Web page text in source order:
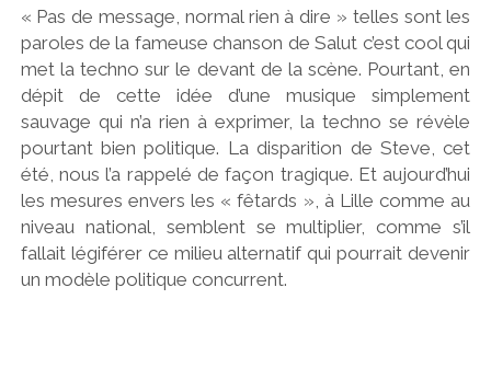
« Pas de message, normal rien à dire » telles sont les
paroles de la fameuse chanson de Salut c’est cool qui
met la techno sur le devant de la scène. Pourtant, en
dépit de cette idée d’une musique simplement
sauvage qui n’a rien à exprimer, la techno se révèle
pourtant bien politique. La disparition de Steve, cet
été, nous l’a rappelé de façon tragique. Et aujourd’hui
les mesures envers les « fêtards », à Lille comme au
niveau national, semblent se multiplier, comme s’il
fallait légiférer ce milieu alternatif qui pourrait devenir
un modèle politique concurrent.